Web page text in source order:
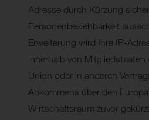
Adresse durch Kürzung
Personenbeziehbarkeit
Erweiterung wird Ihre IP-
innerhalb von Mitgliedstaaten
Union oder in anderen
Abkommens über den
Wirtschaftsraum zuvor